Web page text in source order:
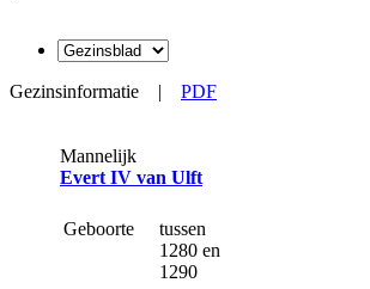
Gezinsinformatie | PDF
Mannelijk
Evert IV van Ulft
Geboorte
tussen
1280 en
1290